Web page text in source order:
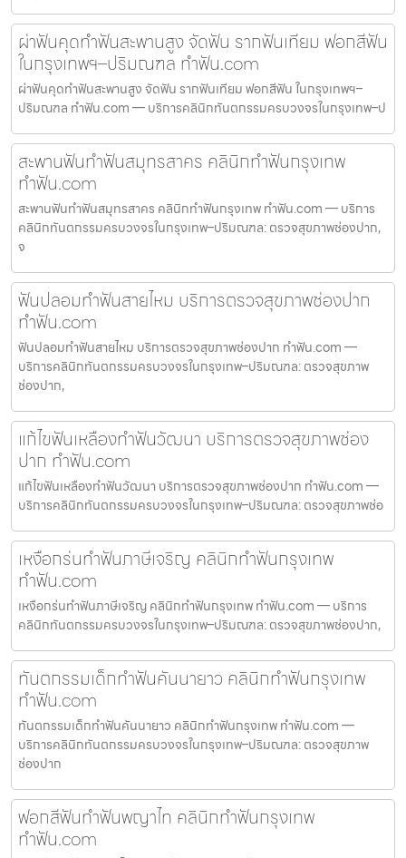
ผ่าฟันคุดทำฟันสะพานสูง จัดฟัน รากฟันเทียม ฟอกสีฟัน
ในกรุงเทพฯ–ปริมณฑล ทำฟัน.com
ผ่าฟันคุดทำฟันสะพานสูง จัดฟัน รากฟันเทียม ฟอกสีฟัน ในกรุงเทพฯ–
ปริมณฑล ทำฟัน.com — บริการคลินิกทันตกรรมครบวงจรในกรุงเทพ–ป
สะพานฟันทำฟันสมุทรสาคร คลินิกทำฟันกรุงเทพ
ทำฟัน.com
สะพานฟันทำฟันสมุทรสาคร คลินิกทำฟันกรุงเทพ ทำฟัน.com — บริการ
คลินิกทันตกรรมครบวงจรในกรุงเทพ–ปริมณฑล: ตรวจสุขภาพช่องปาก,
จ
ฟันปลอมทำฟันสายไหม บริการตรวจสุขภาพช่องปาก
ทำฟัน.com
ฟันปลอมทำฟันสายไหม บริการตรวจสุขภาพช่องปาก ทำฟัน.com —
บริการคลินิกทันตกรรมครบวงจรในกรุงเทพ–ปริมณฑล: ตรวจสุขภาพ
ช่องปาก,
แก้ไขฟันเหลืองทำฟันวัฒนา บริการตรวจสุขภาพช่อง
ปาก ทำฟัน.com
แก้ไขฟันเหลืองทำฟันวัฒนา บริการตรวจสุขภาพช่องปาก ทำฟัน.com —
บริการคลินิกทันตกรรมครบวงจรในกรุงเทพ–ปริมณฑล: ตรวจสุขภาพช่อ
เหงือกร่นทำฟันภาษีเจริญ คลินิกทำฟันกรุงเทพ
ทำฟัน.com
เหงือกร่นทำฟันภาษีเจริญ คลินิกทำฟันกรุงเทพ ทำฟัน.com — บริการ
คลินิกทันตกรรมครบวงจรในกรุงเทพ–ปริมณฑล: ตรวจสุขภาพช่องปาก,
ทันตกรรมเด็กทำฟันคันนายาว คลินิกทำฟันกรุงเทพ
ทำฟัน.com
ทันตกรรมเด็กทำฟันคันนายาว คลินิกทำฟันกรุงเทพ ทำฟัน.com —
บริการคลินิกทันตกรรมครบวงจรในกรุงเทพ–ปริมณฑล: ตรวจสุขภาพ
ช่องปาก
ฟอกสีฟันทำฟันพญาไท คลินิกทำฟันกรุงเทพ
ทำฟัน.com